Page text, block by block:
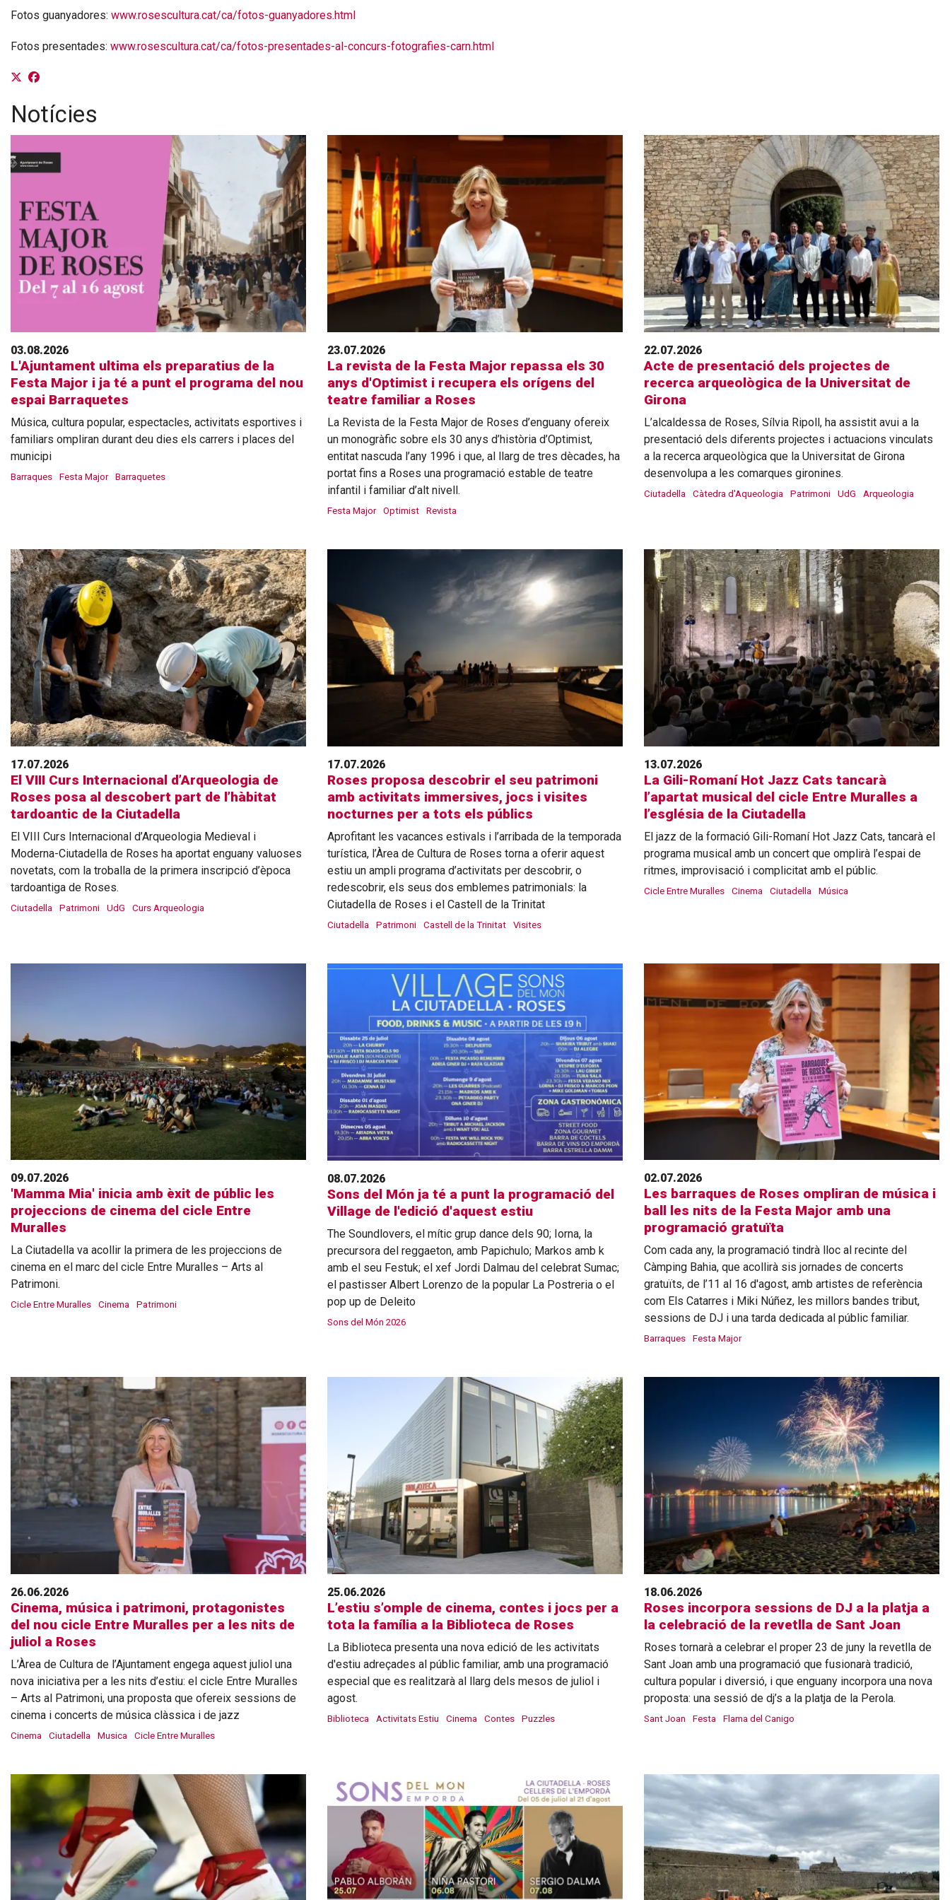
Fotos guanyadores: www.rosescultura.cat/ca/fotos-guanyadores.html
Fotos presentades: www.rosescultura.cat/ca/fotos-presentades-al-concurs-fotografies-carn.html
Notícies
03.08.2026
L'Ajuntament ultima els preparatius de la
Festa Major i ja té a punt el programa del nou
espai Barraquetes
Música, cultura popular, espectacles, activitats esportives i
familiars ompliran durant deu dies els carrers i places del
municipi
Barraques Festa Major Barraquetes
23.07.2026
La revista de la Festa Major repassa els 30
anys d'Optimist i recupera els orígens del
teatre familiar a Roses
La Revista de la Festa Major de Roses d’enguany ofereix
un monogràfic sobre els 30 anys d’història d’Optimist,
entitat nascuda l’any 1996 i que, al llarg de tres dècades, ha
portat fins a Roses una programació estable de teatre
infantil i familiar d’alt nivell.
Festa Major Optimist Revista
22.07.2026
Acte de presentació dels projectes de
recerca arqueològica de la Universitat de
Girona
L’alcaldessa de Roses, Sílvia Ripoll, ha assistit avui a la
presentació dels diferents projectes i actuacions vinculats
a la recerca arqueològica que la Universitat de Girona
desenvolupa a les comarques gironines.
Ciutadella Càtedra d'Aqueologia Patrimoni UdG Arqueologia
17.07.2026
El VIII Curs Internacional d’Arqueologia de
Roses posa al descobert part de l’hàbitat
tardoantic de la Ciutadella
El VIII Curs Internacional d’Arqueologia Medieval i
Moderna-Ciutadella de Roses ha aportat enguany valuoses
novetats, com la troballa de la primera inscripció d’època
tardoantiga de Roses.
Ciutadella Patrimoni UdG Curs Arqueologia
17.07.2026
Roses proposa descobrir el seu patrimoni
amb activitats immersives, jocs i visites
nocturnes per a tots els públics
Aprofitant les vacances estivals i l’arribada de la temporada
turística, l’Àrea de Cultura de Roses torna a oferir aquest
estiu un ampli programa d’activitats per descobrir, o
redescobrir, els seus dos emblemes patrimonials: la
Ciutadella de Roses i el Castell de la Trinitat
Ciutadella Patrimoni Castell de la Trinitat Visites
13.07.2026
La Gili-Romaní Hot Jazz Cats tancarà
l’apartat musical del cicle Entre Muralles a
l’església de la Ciutadella
El jazz de la formació Gili-Romaní Hot Jazz Cats, tancarà el
programa musical amb un concert que omplirà l’espai de
ritmes, improvisació i complicitat amb el públic.
Cicle Entre Muralles Cinema Ciutadella Música
09.07.2026
'Mamma Mia' inicia amb èxit de públic les
projeccions de cinema del cicle Entre
Muralles
La Ciutadella va acollir la primera de les projeccions de
cinema en el marc del cicle Entre Muralles – Arts al
Patrimoni.
Cicle Entre Muralles Cinema Patrimoni
08.07.2026
Sons del Món ja té a punt la programació del
Village de l'edició d'aquest estiu
The Soundlovers, el mític grup dance dels 90; Iorna, la
precursora del reggaeton, amb Papichulo; Markos amb k
amb el seu Festuk; el xef Jordi Dalmau del celebrat Sumac;
el pastisser Albert Lorenzo de la popular La Postreria o el
pop up de Deleito
Sons del Món 2026
02.07.2026
Les barraques de Roses ompliran de música i
ball les nits de la Festa Major amb una
programació gratuïta
Com cada any, la programació tindrà lloc al recinte del
Càmping Bahia, que acollirà sis jornades de concerts
gratuïts, de l’11 al 16 d'agost, amb artistes de referència
com Els Catarres i Miki Núñez, les millors bandes tribut,
sessions de DJ i una tarda dedicada al públic familiar.
Barraques Festa Major
26.06.2026
Cinema, música i patrimoni, protagonistes
del nou cicle Entre Muralles per a les nits de
juliol a Roses
L’Àrea de Cultura de l’Ajuntament engega aquest juliol una
nova iniciativa per a les nits d’estiu: el cicle Entre Muralles
– Arts al Patrimoni, una proposta que ofereix sessions de
cinema i concerts de música clàssica i de jazz
Cinema Ciutadella Musica Cicle Entre Muralles
25.06.2026
L’estiu s’omple de cinema, contes i jocs per a
tota la família a la Biblioteca de Roses
La Biblioteca presenta una nova edició de les activitats
d'estiu adreçades al públic familiar, amb una programació
especial que es realitzarà al llarg dels mesos de juliol i
agost.
Biblioteca Activitats Estiu Cinema Contes Puzzles
18.06.2026
Roses incorpora sessions de DJ a la platja a
la celebració de la revetlla de Sant Joan
Roses tornarà a celebrar el proper 23 de juny la revetlla de
Sant Joan amb una programació que fusionarà tradició,
cultura popular i diversió, i que enguany incorpora una nova
proposta: una sessió de dj’s a la platja de la Perola.
Sant Joan Festa Flama del Canigo